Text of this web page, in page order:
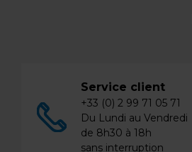
Service client
+33 (0) 2 99 71 05 71
Du Lundi au Vendredi
de 8h30 à 18h
sans interruption